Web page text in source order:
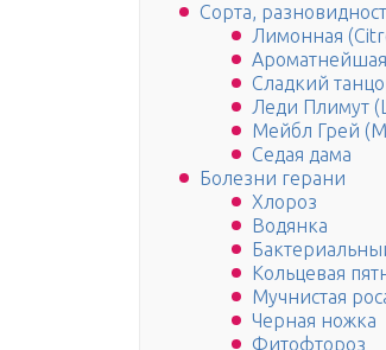
Сорта,
Лимонная
Сладкий
Леди Плимут
Мейбл Грей
Седая дама
Болезни герани
Хлороз
Водянка
Кольцевая
Мучнистая
Черная ножка
Фитофтороз